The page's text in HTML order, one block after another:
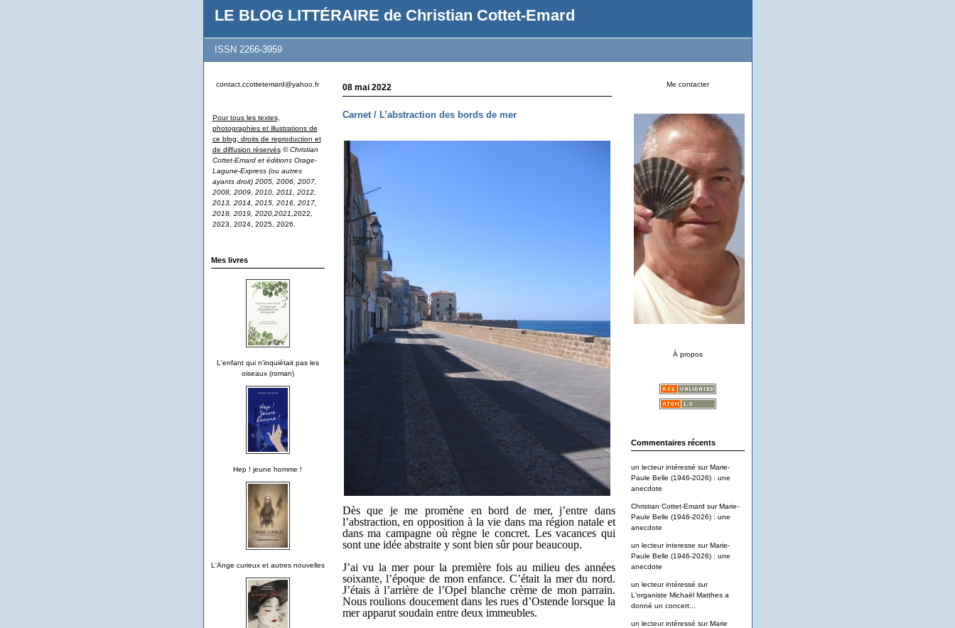
LE BLOG LITTÉRAIRE de Christian Cottet-Emard
ISSN 2266-3959
contact.ccottetemard@yahoo.fr
Pour tous les textes,
photographies et illustrations de
ce blog, droits de reproduction et
de diffusion réservés © Christian
Cottet-Emard et éditions Orage-
Lagune-Express (ou autres
ayants droit) 2005, 2006, 2007,
2008, 2009, 2010, 2011, 2012,
2013, 2014, 2015, 2016, 2017,
2018, 2019, 2020,2021 ,2022,
2023, 2024, 2025, 2026.
Mes livres
L'enfant qui n'inquiétait pas les
oiseaux (roman)
Hep ! jeune homme !
L'Ange curieux et autres nouvelles
Me contacter
À propos
Commentaires récents
un lecteur intéressé surMarie-
Paule Belle (1946-2026) : une
anecdote
Christian Cottet-Emard surMarie-
Paule Belle (1946-2026) : une
anecdote
un lecteur interesse surMarie-
Paule Belle (1946-2026) : une
anecdote
un lecteur intéressé sur
L'organiste Michaël Matthes a
donné un concert...
un lecteur intéressé surMarie
08 mai 2022
Carnet / L’abstraction des bords de mer
Dès que je me promène en bord de mer, j’entre dans
l’abstraction, en opposition à la vie dans ma région natale et
dans ma campagne où règne le concret. Les vacances qui
sont une idée abstraite y sont bien sûr pour beaucoup.
J’ai vu la mer pour la première fois au milieu des années
soixante, l’époque de mon enfance. C’était la mer du nord.
J’étais à l’arrière de l’Opel blanche crème de mon parrain.
Nous roulions doucement dans les rues d’Ostende lorsque la
mer apparut soudain entre deux immeubles.